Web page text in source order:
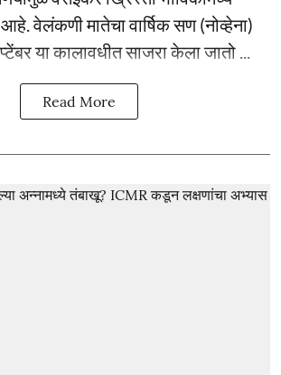
वेलंकणी मातेचा वार्षिक सण (नोव्हेना)
या कालावधीत साजरा केला जातो ...
Read More